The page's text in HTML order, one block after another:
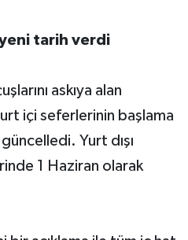
yeni tarih verdi
askıya alan
içi seferlerinin başlama
Yurt dışı
1 Haziran olarak